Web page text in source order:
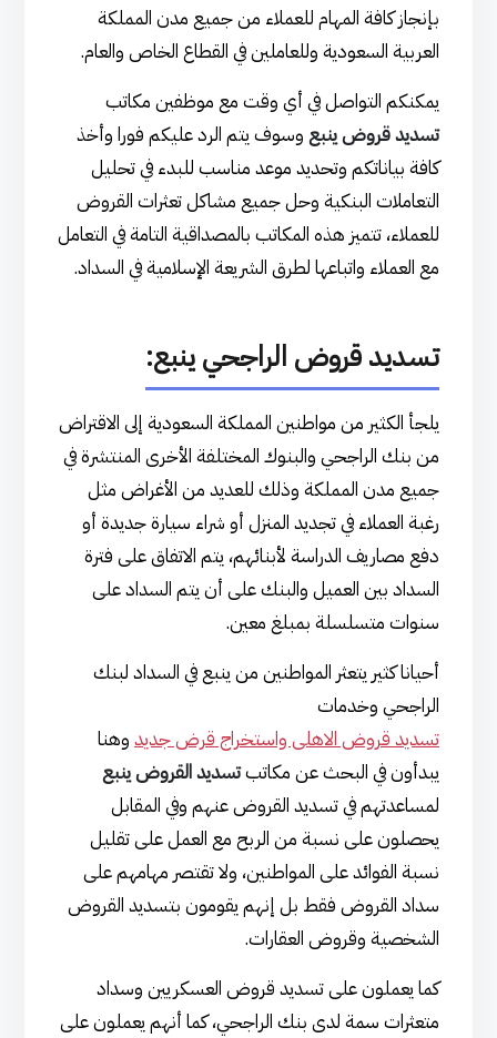
بإنجاز كافة المهام للعملاء من جميع مدن المملكة
العربية السعودية وللعاملين في القطاع الخاص والعام.
يمكنكم التواصل في أي وقت مع موظفين مكاتب
تسديد قروض ينبع وسوف يتم الرد عليكم فورا وأخذ
كافة بياناتكم وتحديد موعد مناسب للبدء في تحليل
التعاملات البنكية وحل جميع مشاكل تعثرات القروض
للعملاء، تتميز هذه المكاتب بالمصداقية التامة في التعامل
مع العملاء واتباعها لطرق الشريعة الإسلامية في السداد.
تسديد قروض الراجحي ينبع:
يلجأ الكثير من مواطنين المملكة السعودية إلى الاقتراض
من بنك الراجحي والبنوك المختلفة الأخرى المنتشرة في
جميع مدن المملكة وذلك للعديد من الأغراض مثل
رغبة العملاء في تجديد المنزل أو شراء سيارة جديدة أو
دفع مصاريف الدراسة لأبنائهم، يتم الاتفاق على فترة
السداد بين العميل والبنك على أن يتم السداد على
سنوات متسلسلة بمبلغ معين.
أحيانا كثير يتعثر المواطنين من ينبع في السداد لبنك
الراجحي وخدمات
تسديد قروض الاهلى واستخراج قرض جديد وهنا
يبدأون في البحث عن مكاتبتسديد القروض ينبع
لمساعدتهم في تسديد القروض عنهم وفي المقابل
يحصلون على نسبة من الربح مع العمل على تقليل
نسبة الفوائد على المواطنين، ولا تقتصر مهامهم على
سداد القروض فقط بل إنهم يقومون بتسديد القروض
الشخصية وقروض العقارات.
كما يعملون على تسديد قروض العسكريين وسداد
متعثرات سمة لدى بنك الراجحي، كما أنهم يعملون على